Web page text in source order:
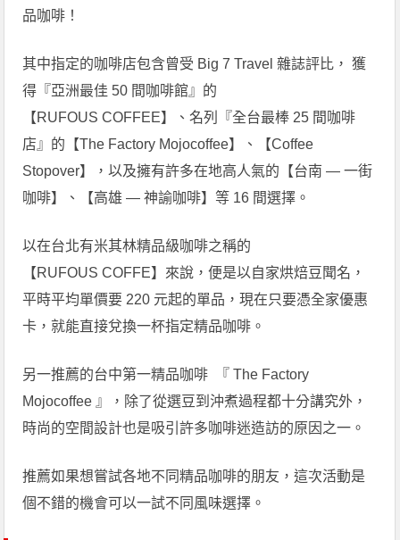
品咖啡！
其中指定的咖啡店包含曾受 Big 7 Travel 雜誌評比， 獲
得『亞洲最佳 50 間咖啡館』的
【RUFOUS COFFEE】、名列『全台最棒 25 間咖啡
店』的【The Factory Mojocoffee】、【Coffee
Stopover】，以及擁有許多在地高人氣的【台南 — 一街
咖啡】、【高雄 — 神諭咖啡】等 16 間選擇。
以在台北有米其林精品級咖啡之稱的
【RUFOUS COFFE】來說，便是以自家烘焙豆聞名，
平時平均單價要 220 元起的單品，現在只要憑全家優惠
卡，就能直接兌換一杯指定精品咖啡。
另一推薦的台中第一精品咖啡 『 The Factory
Mojocoffee 』，除了從選豆到沖煮過程都十分講究外，
時尚的空間設計也是吸引許多咖啡迷造訪的原因之一。
推薦如果想嘗試各地不同精品咖啡的朋友，這次活動是
個不錯的機會可以一試不同風味選擇。